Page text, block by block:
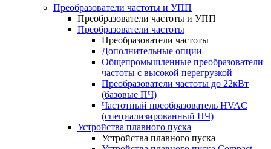
Преобразователи частоты и УПП
Преобразователи частоты и УПП
Преобразователи частоты
Преобразователи частоты
Дополнительные опции
Общепромышленные преобразователи
частоты с высокой перегрузкой
Преобразователи частоты до 22кВт
(базовые ПЧ)
Частотный преобразователь HVAC
(специализированный ПЧ)
Устройства плавного пуска
Устройства плавного пуска